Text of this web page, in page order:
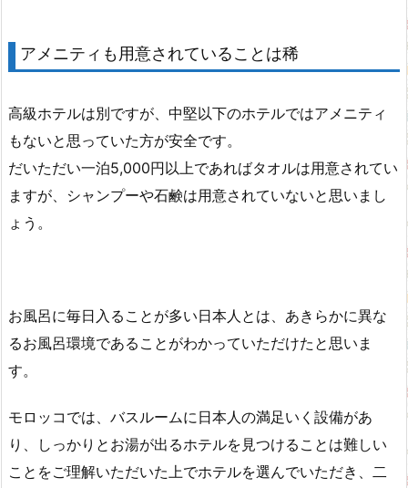
アメニティも用意されていることは稀
高級ホテルは別ですが、中堅以下のホテルではアメニティ
もないと思っていた方が安全です。
だいただい一泊5,000円以上であればタオルは用意されてい
ますが、シャンプーや石鹸は用意されていないと思いまし
ょう。
お風呂に毎日入ることが多い日本人とは、あきらかに異な
るお風呂環境であることがわかっていただけたと思いま
す。
モロッコでは、バスルームに日本人の満足いく設備があ
り、しっかりとお湯が出るホテルを見つけることは難しい
ことをご理解いただいた上でホテルを選んでいただき、二